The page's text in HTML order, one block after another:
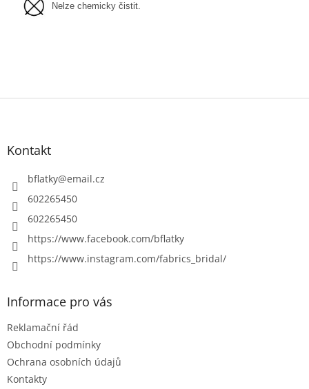
Nelze chemicky čistit.
Z
Kontakt
bflatky@email.cz
602265450
602265450
https://www.facebook.com/bflatky
https://www.instagram.com/fabrics_bridal/
Informace pro vás
Reklamační řád
Obchodní podmínky
Ochrana osobních údajů
Kontakty